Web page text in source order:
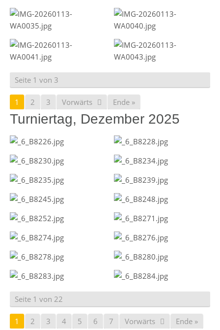
Seite 1 von 3
1 2 3 Vorwärts Ende »
Turniertag, Dezember 2025
Seite 1 von 22
1 2 3 4 5 6 7 Vorwärts Ende »